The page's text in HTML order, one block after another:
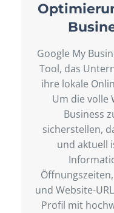
Google My
Tool, das
ihre lokale
Um die volle
Business
sicherstellen,
und aktuell
und Website-
Profil mit